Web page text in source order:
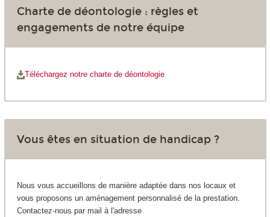
Charte de déontologie : règles et
engagements de notre équipe
Téléchargez notre charte de déontologie
Vous êtes en situation de handicap ?
Nous vous accueillons de manière adaptée dans nos locaux et
vous proposons un aménagement personnalisé de la prestation.
Contactez-nous par mail à l'adresse